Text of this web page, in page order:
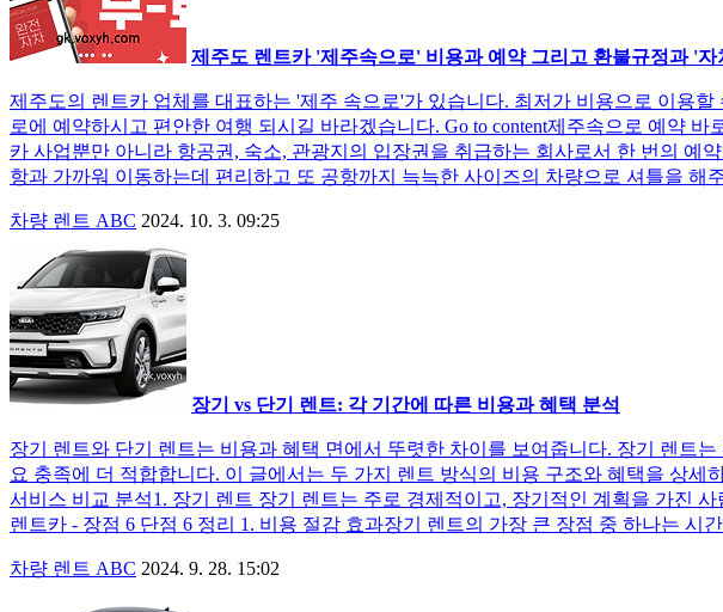
제주도 렌트카 '제주속으로' 비용과 예약 그리고 환불규정과 '자
제주도의 렌트카 업체를 대표하는 '제주 속으로'가 있습니다. 최저가 비용으로 이용
로에 예약하시고 편안한 여행 되시길 바라겠습니다. Go to content제주속으로 예약
카 사업뿐만 아니라 항공권, 숙소, 관광지의 입장권을 취급하는 회사로서 한 번의 예
항과 가까워 이동하는데 편리하고 또 공항까지 늑늑한 사이즈의 차량으로 셔틀을 해
차량 렌트 ABC 2024. 10. 3. 09:25
장기 vs 단기 렌트: 각 기간에 따른 비용과 혜택 분석
장기 렌트와 단기 렌트는 비용과 혜택 면에서 뚜렷한 차이를 보여줍니다. 장기 렌트
요 충족에 더 적합합니다. 이 글에서는 두 가지 렌트 방식의 비용 구조와 혜택을 상
서비스 비교 분석1. 장기 렌트 장기 렌트는 주로 경제적이고, 장기적인 계획을 가진
렌트카 - 장점 6 단점 6 정리 1. 비용 절감 효과장기 렌트의 가장 큰 장점 중 하나는 시
차량 렌트 ABC 2024. 9. 28. 15:02